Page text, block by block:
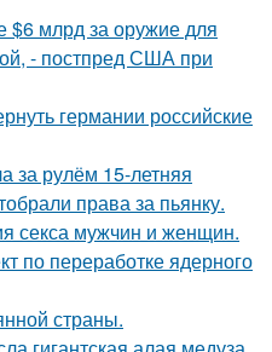
млрд за оружие для
- постпред США при
германии российские
за рулём 15-летняя
права за пьянку.
секса мужчин и женщин.
по переработке ядерного
страны.